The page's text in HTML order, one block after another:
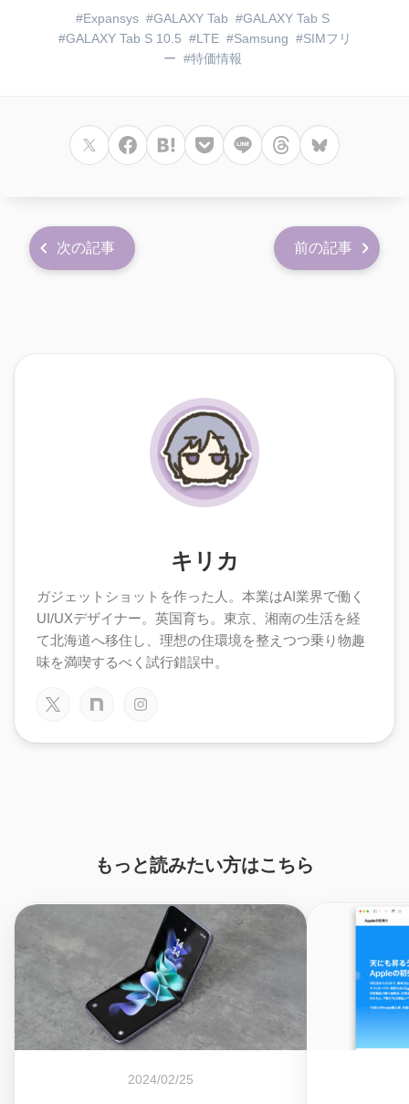
Expansys GALAXY Tab
GALAXY Tab S
GALAXY Tab S 10.5
LTE Samsung
SIMフリ
ー
特価情報
次の記事 前の記事
キリカ
ガジェットショットを作った人。本業はAI業界で働く
UI/UXデザイナー。英国育ち。東京、湘南の生活を経
て北海道へ移住し、理想の住環境を整えつつ乗り物趣
味を満喫するべく試行錯誤中。
もっと読みたい方はこちら
2024/02/25